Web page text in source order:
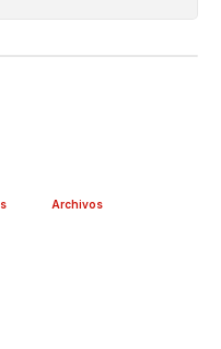
Archivos